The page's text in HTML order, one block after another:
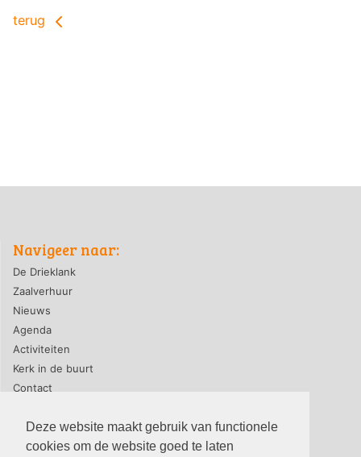
Deze website maakt gebruik van functionele
cookies om de website goed te laten
terug
Navigeer naar:
De Drieklank
Zaalverhuur
Nieuws
Agenda
Activiteiten
Kerk in de buurt
Contact
privacyverklaring|contact webmaster